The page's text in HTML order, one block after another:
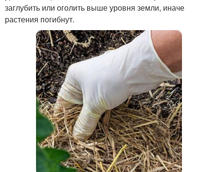
заглубить или оголить выше уровня земли, иначе
растения погибнут.